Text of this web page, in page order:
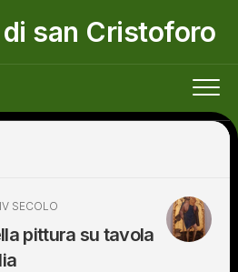
san Cristoforo
SECOLO
pittura su tavola